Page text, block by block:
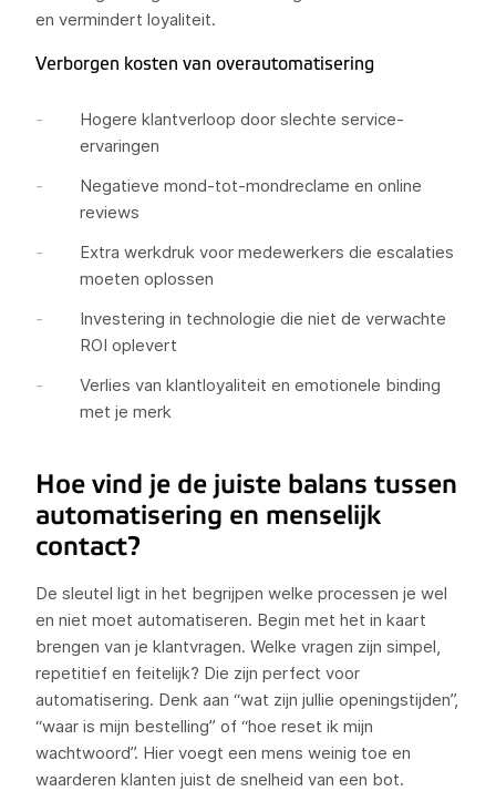
en vermindert loyaliteit.
Verborgen kosten van overautomatisering
Hogere klantverloop door slechte service-
ervaringen
Negatieve mond-tot-mondreclame en online
reviews
Extra werkdruk voor medewerkers die escalaties
moeten oplossen
Investering in technologie die niet de verwachte
ROI oplevert
Verlies van klantloyaliteit en emotionele binding
met je merk
Hoe vind je de juiste balans tussen
automatisering en menselijk
contact?
De sleutel ligt in het begrijpen welke processen je wel
en niet moet automatiseren. Begin met het in kaart
brengen van je klantvragen. Welke vragen zijn simpel,
repetitief en feitelijk? Die zijn perfect voor
automatisering. Denk aan “wat zijn jullie openingstijden”,
“waar is mijn bestelling” of “hoe reset ik mijn
wachtwoord”. Hier voegt een mens weinig toe en
waarderen klanten juist de snelheid van een bot.